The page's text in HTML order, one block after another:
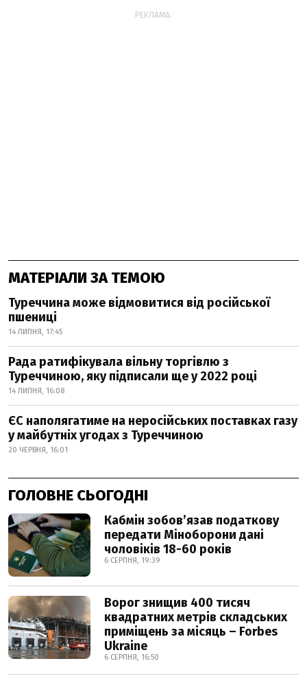
РЕКЛАМА:
МАТЕРІАЛИ ЗА ТЕМОЮ
Туреччина може відмовитися від російської
пшениці
14 ЛИПНЯ, 17:45
Рада ратифікувала вільну торгівлю з
Туреччиною, яку підписали ще у 2022 році
14 ЛИПНЯ, 16:08
ЄС наполягатиме на неросійських поставках газу
у майбутніх угодах з Туреччиною
20 ЧЕРВНЯ, 16:01
ГОЛОВНЕ СЬОГОДНІ
Кабмін зобовʼязав податкову
передати Міноборони дані
чоловіків 18-60 років
6 СЕРПНЯ, 19:39
Ворог знищив 400 тисяч
квадратних метрів складських
приміщень за місяць – Forbes
Ukraine
6 СЕРПНЯ, 16:50